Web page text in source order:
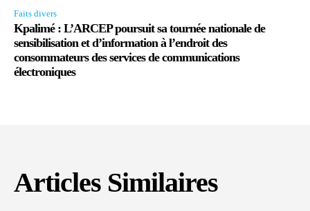
Faits divers
Kpalimé : L’ARCEP poursuit sa tournée nationale de
sensibilisation et d’information à l’endroit des
consommateurs des services de communications
électroniques
Articles Similaires